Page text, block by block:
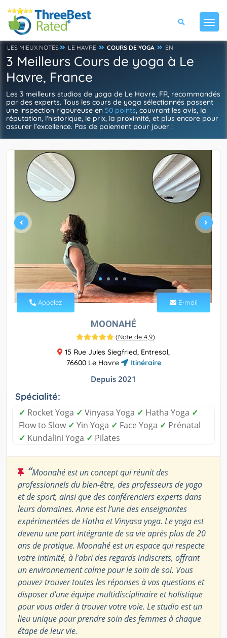
LES MIEUX NOTÉS LE HAVRE COURS DE YOGA EN
3 Meilleurs Cours de yoga à Le
Havre, France
Les 3 meilleurs studios de yoga de Le Havre, FR, recommandés
par des experts. Tous les cours de yoga sélectionnés passent
une inspection rigoureuse en 50 points, couvrant les avis, la
réputation, l'historique, le prix, la proximité, et plus encore pour
assurer l’excellence. Pas de paiement pour jouer !
Appelez E-mail
MOONAHÉ
(Note de 4,9)
15 Rue Jules Siegfried, Entresol,
76600 Le Havre
Itinéraire
Depuis 2021
Spécialité:
✓ Rocket Yoga ✓ Vinyasa Yoga ✓ Hatha Yoga ✓
Flow to Slow ✓ Yin Yoga ✓ Face Yoga ✓ Prénatal
✓ Kundalini Yoga ✓ Pilates
“Moonahé est un concept qui réunit des
professionnels du bien-être, des professeurs de yoga
et de sport, ainsi que des conférenciers experts dans
leurs domaines. Anne est l’une des enseignantes
expérimentées de Hatha et Vinyasa yoga. Le yoga est
devenu une part intégrante de sa vie après plus de 20
ans de pratique. Moonahé est un espace qui respecte
votre intimité, à l’abri des regards indiscrets, offrant
un environnement calme pour le soin de soi. Vous
pouvez trouver toutes les réponses à vos questions et
disposer d’une équipe multidisciplinaire et holistique
pour vous aider à trouver votre voie. Le studio est un
lieu unique pour prendre soin des femmes à chaque
étape de leur vie.